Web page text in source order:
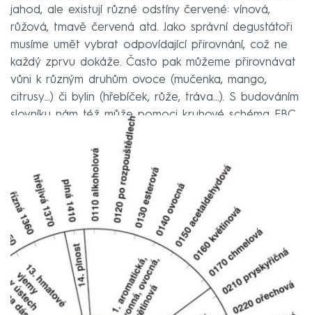
jahod, ale existují různé odstíny červené: vínová,
růžová, tmavě červená atd. Jako správní degustátoři
musíme umět vybrat odpovídající přirovnání, což ne
každý zprvu dokáže. Často pak můžeme přirovnávat
vůni k různým druhům ovoce (mučenka, mango,
citrusy...) či bylin (hřebíček, růže, tráva...). S budováním
slovníku nám též může pomoci kruhové schéma EBC.